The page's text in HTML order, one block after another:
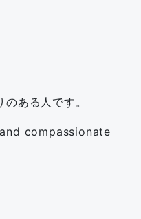
ある人です。
compassionate